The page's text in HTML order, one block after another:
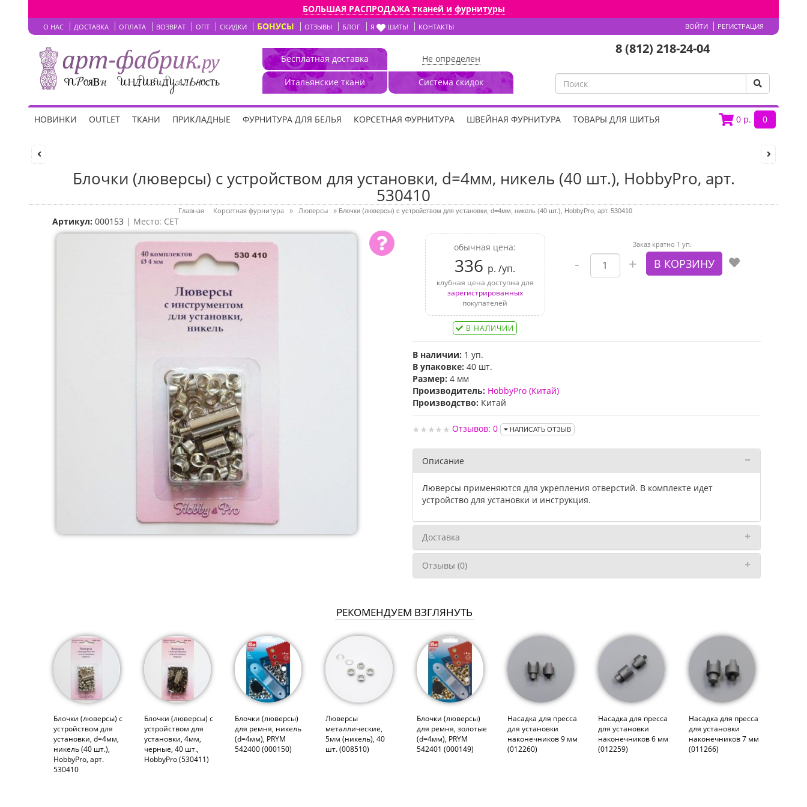
БОЛЬШАЯ РАСПРОДАЖА тканей и фурнитуры
О НАС ДОСТАВКА ОПЛАТА ВОЗВРАТ ОПТ СКИДКИ БОНУСЫ ОТЗЫВЫ БЛОГ Я ШИТЬ! КОНТАКТЫ ВОЙТИ РЕГИСТРАЦИЯ
Бесплатная доставка
Итальянские ткани
Не определен
Система скидок
8 (812) 218-24-04
0 р. 0
НОВИНКИ OUTLET ТКАНИ ПРИКЛАДНЫЕ ФУРНИТУРА ДЛЯ БЕЛЬЯ КОРСЕТНАЯ ФУРНИТУРА ШВЕЙНАЯ ФУРНИТУРА ТОВАРЫ ДЛЯ ШИТЬЯ
Блочки (люверсы) с устройством для установки, d=4мм, никель (40 шт.), HobbyPro, арт.
530410
Главная Корсетная фурнитура » Люверсы » Блочки (люверсы) с устройством для установки, d=4мм, никель (40 шт.), HobbyPro, арт. 530410
Артикул: 000153 | Место: СЕТ
обычная цена:
336 р. /уп.
клубная цена доступна для
зарегистрированных
покупателей
В НАЛИЧИИ
Заказ кратно 1 уп.
В наличии: 1 уп.
В упаковке: 40 шт.
Размер: 4 мм
Производитель: HobbyPro (Китай)
Производство: Китай
Отзывов: 0 НАПИСАТЬ ОТЗЫВ
Описание
Люверсы применяются для укрепления отверстий. В комплекте идет
устройство для установки и инструкция.
Доставка
Отзывы (0)
РЕКОМЕНДУЕМ ВЗГЛЯНУТЬ
Блочки (люверсы) с
устройством для
установки, d=4мм,
никель (40 шт.),
HobbyPro, арт.
530410
Блочки (люверсы) с
устройством для
установки, 4мм,
черные, 40 шт.,
HobbyPro (530411)
Блочки (люверсы)
для ремня, никель
(d=4мм), PRYM
542400 (000150)
Люверсы
металлические,
5мм (никель), 40
шт. (008510)
Блочки (люверсы)
для ремня, золотые
(d=4мм), PRYM
542401 (000149)
Насадка для пресса
для установки
наконечников 9 мм
(012260)
Насадка для пресса
для установки
наконечников 6 мм
(012259)
Насадка для пресса
для установки
наконечников 7 мм
(011266)